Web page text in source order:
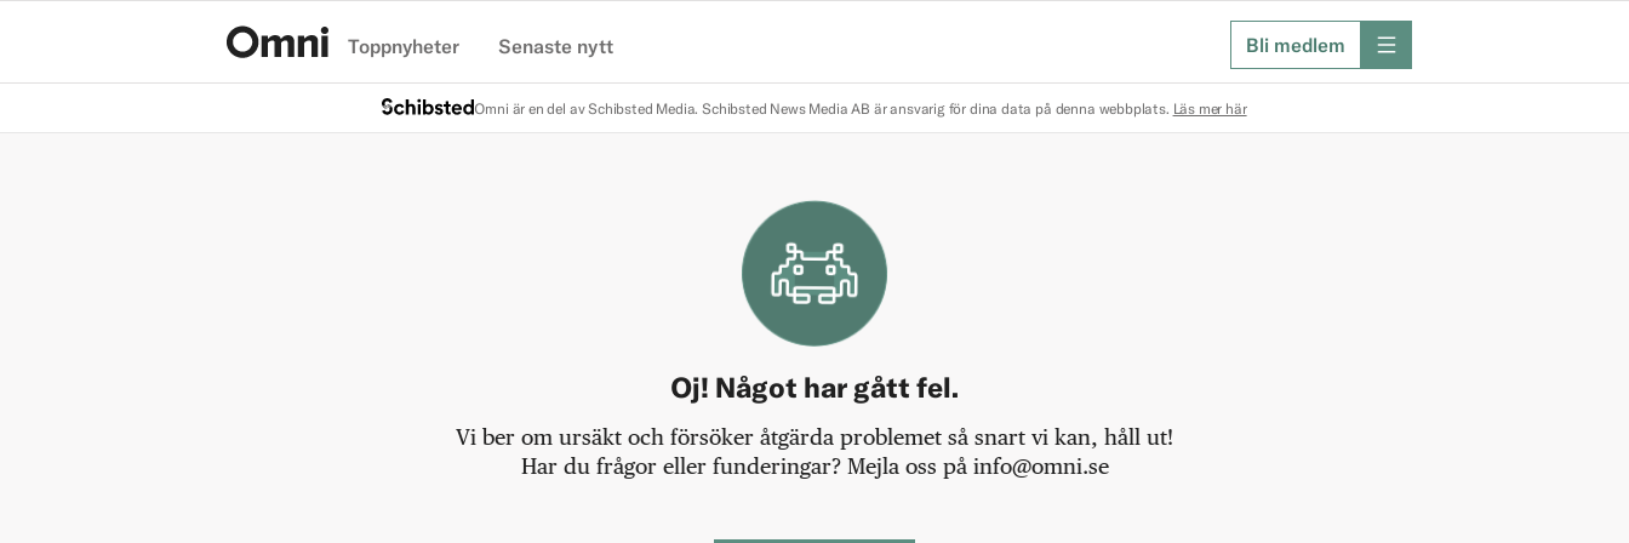
Toppnyheter Senaste nytt Bli medlem meny
Omni är en del av Schibsted Media. Schibsted News Media AB är ansvarig för dina data på denna webbplats. Läs mer här
Oj! Något har gått fel.
Vi ber om ursäkt och försöker åtgärda problemet så snart vi kan, håll ut!
Har du frågor eller funderingar? Mejla oss på info@omni.se